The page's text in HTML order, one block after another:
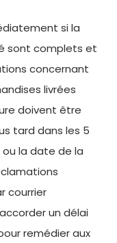
si la
sont complets et
concernant
livrées
doivent être
tard dans les 5
ou la date de la
courrier
un délai
remédier aux